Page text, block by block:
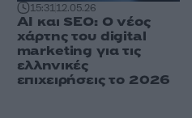
15:3112.05.26
AI και SEO: Ο νέος
χάρτης του digital
marketing για τις
ελληνικές
επιχειρήσεις το 2026